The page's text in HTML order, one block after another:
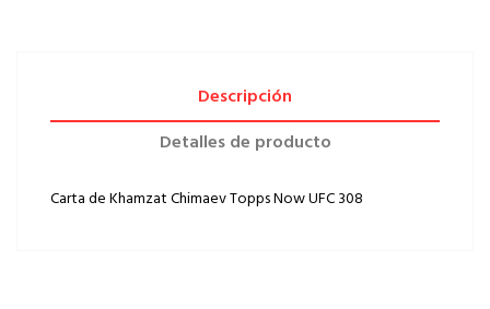
Descripción
Detalles de producto
Carta de Khamzat Chimaev Topps Now UFC 308